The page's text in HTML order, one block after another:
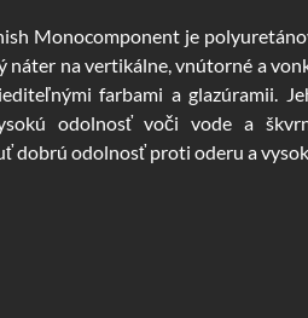
Monocomponent je
náter na vertikálne, vnútorné a
farbami a glazúramii.
odolnosť voči vode a
dobrú odolnosť proti oderu a